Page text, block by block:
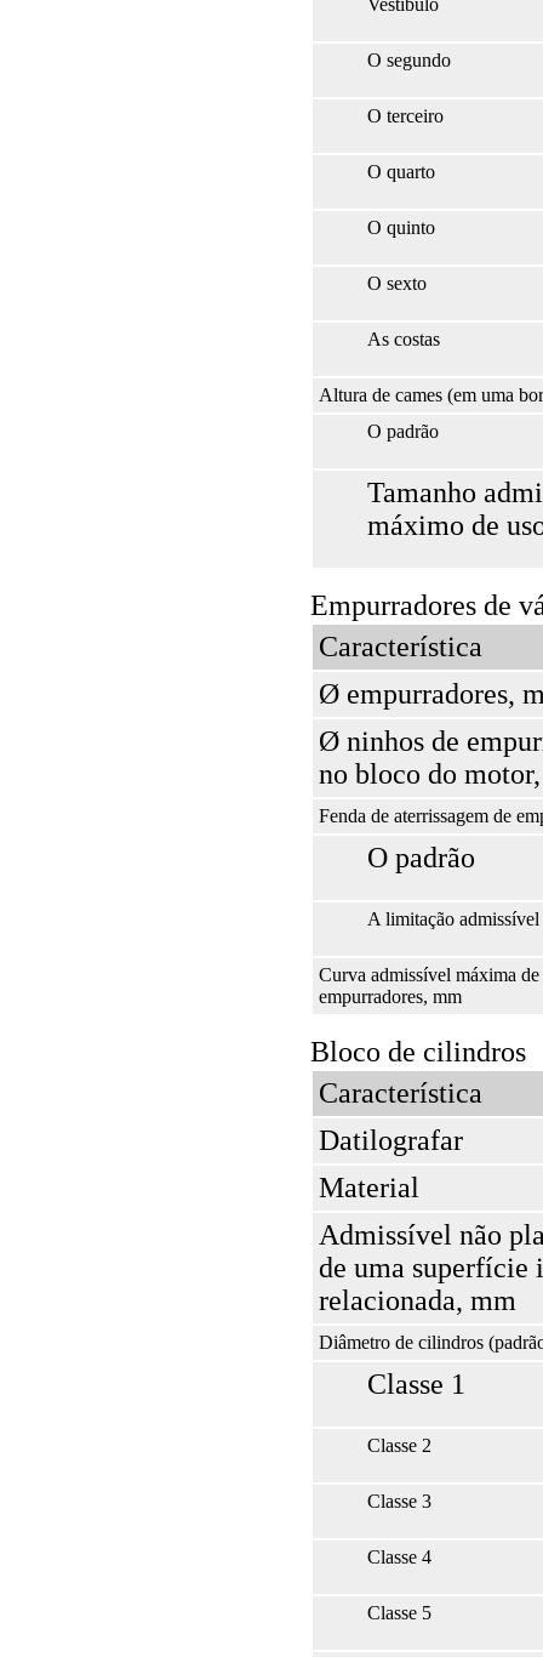
Vestíbulo
O segundo
O terceiro
O quarto
O quinto
O sexto
As costas
Altura de cames (em uma
O padrão
Tamanho
máximo de
Empurradores de
Característica
Ø empurradores,
Ø ninhos de
no bloco do
Fenda de aterrissagem de
O padrão
A limitação admissível
Curva admissível máxima de
empurradores, mm
Bloco de cilindros
Característica
Datilografar
Material
Admissível não
de uma superfície
relacionada, mm
Diâmetro de cilindros
Classe 1
Classe 2
Classe 3
Classe 4
Classe 5